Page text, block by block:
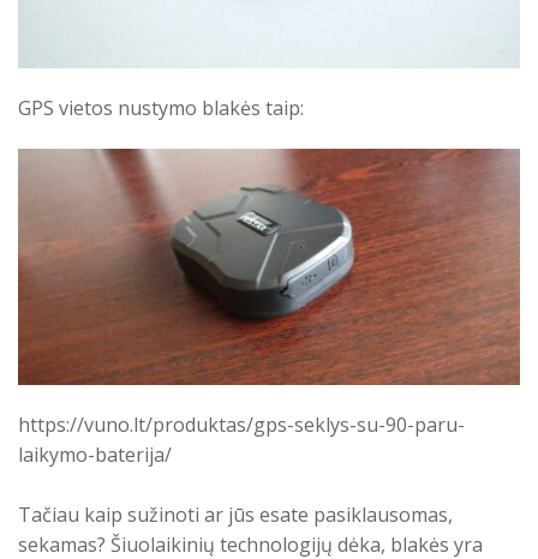
GPS vietos nustymo blakės taip:
https://vuno.lt/produktas/gps-seklys-su-90-paru-
laikymo-baterija/
Tačiau kaip sužinoti ar jūs esate pasiklausomas,
sekamas? Šiuolaikinių technologijų dėka, blakės yra